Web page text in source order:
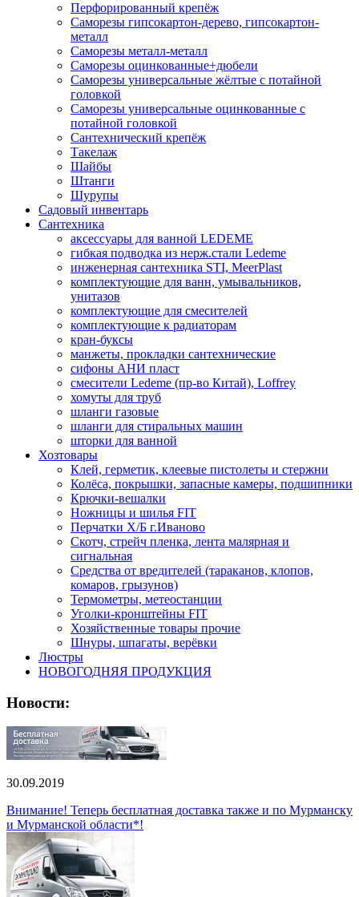
Перфорированный крепёж
Саморезы гипсокартон-дерево, гипсокартон-
металл
Саморезы металл-металл
Саморезы оцинкованные+дюбели
Саморезы универсальные жёлтые с потайной
головкой
Саморезы универсальные оцинкованные с
потайной головкой
Сантехнический крепёж
Такелаж
Шайбы
Штанги
Шурупы
Садовый инвентарь
Сантехника
аксессуары для ванной LEDEME
гибкая подводка из нерж.стали Ledeme
инженерная сантехника STI, MeerPlast
комплектующие для ванн, умывальников,
унитазов
комплектующие для смесителей
комплектующие к радиаторам
кран-буксы
манжеты, прокладки сантехнические
сифоны АНИ пласт
смесители Ledeme (пр-во Китай), Loffrey
хомуты для труб
шланги газовые
шланги для стиральных машин
шторки для ванной
Хозтовары
Клей, герметик, клеевые пистолеты и стержни
Колёса, покрышки, запасные камеры, подшипники
Крючки-вешалки
Ножницы и шилья FIT
Перчатки Х/Б г.Иваново
Скотч, стрейч пленка, лента малярная и
сигнальная
Средства от вредителей (тараканов, клопов,
комаров, грызунов)
Термометры, метеостанции
Уголки-кронштейны FIT
Хозяйственные товары прочие
Шнуры, шпагаты, верёвки
Люстры
НОВОГОДНЯЯ ПРОДУКЦИЯ
Новости:
30.09.2019
Внимание! Теперь бесплатная доставка также и по Мурманску
и Мурманской области*!